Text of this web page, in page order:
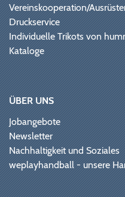
Vereinskooperation/
Druckservice
Individuelle Trikots von
Kataloge
ÜBER UNS
Jobangebote
Newsletter
Nachhaltigkeit und Soziales
weplayhandball - unsere